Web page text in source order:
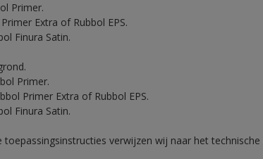
Primer.
Extra of Rubbol EPS.
Finura Satin.
Primer.
Primer Extra of Rubbol EPS.
Finura Satin.
toepassingsinstructies verwijzen wij naar het